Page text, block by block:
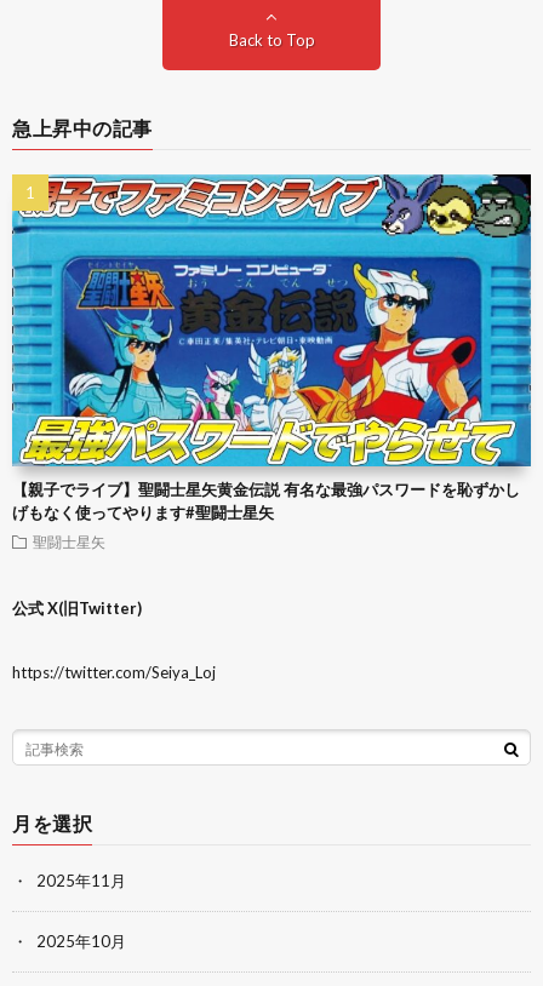
Back to Top
急上昇中の記事
【親子でライブ】聖闘士星矢黄金伝説 有名な最強パスワードを恥ずかし
げもなく使ってやります#聖闘士星矢
聖闘士星矢
公式 X(旧Twitter)
https://twitter.com/Seiya_Loj
月を選択
2025年11月
2025年10月